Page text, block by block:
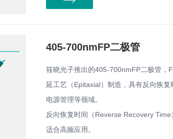
405-700nmFP二极管
筱晓光子推出的405-700nmFP二极管，
延工艺（Epitaxial）制造，具有反向恢
电源管理等领域。
反向恢复时间（Reverse Recovery
适合高频应用。